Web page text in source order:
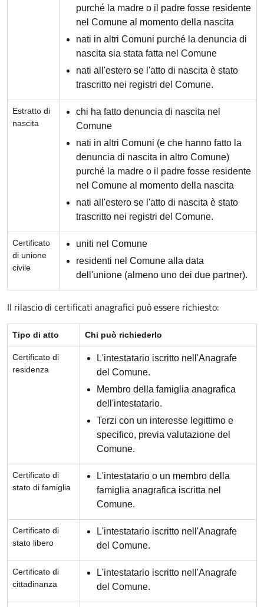
purché la madre o il padre fosse residente
nel Comune al momento della nascita
nati in altri Comuni purché la denuncia di
nascita sia stata fatta nel Comune
nati all'estero se l'atto di nascita è stato
trascritto nei registri del Comune.
Estratto di
nascita
chi ha fatto denuncia di nascita nel
Comune
nati in altri Comuni (e che hanno fatto la
denuncia di nascita in altro Comune)
purché la madre o il padre fosse residente
nel Comune al momento della nascita
nati all'estero se l'atto di nascita è stato
trascritto nei registri del Comune.
Certificato
di unione
civile
uniti nel Comune
residenti nel Comune alla data
dell'unione (almeno uno dei due partner).
Il rilascio di certificati anagrafici può essere richiesto:
Tipo di atto Chi può richiederlo
Certificato di
residenza
L'intestatario iscritto nell'Anagrafe
del Comune.
Membro della famiglia anagrafica
dell'intestatario.
Terzi con un interesse legittimo e
specifico, previa valutazione del
Comune.
Certificato di
stato di famiglia
L'intestatario o un membro della
famiglia anagrafica iscritta nel
Comune.
Certificato di
stato libero
L'intestatario iscritto nell'Anagrafe
del Comune.
Certificato di
cittadinanza
L'intestatario iscritto nell'Anagrafe
del Comune.